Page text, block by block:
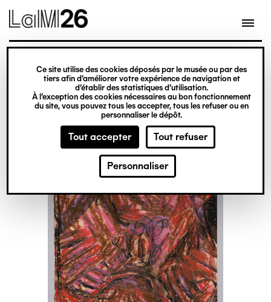
Gestion des cookies
Ce site utilise des cookies déposés par le musée ou par des
tiers afin d’améliorer votre expérience de navigation et
d’établir des statistiques d’utilisation.
À l’exception des cookies nécessaires au bon fonctionnement
du site, vous pouvez tous les accepter, tous les refuser ou en
personnaliser le dépôt.
Tout accepter Tout refuser
Personnaliser
contenu